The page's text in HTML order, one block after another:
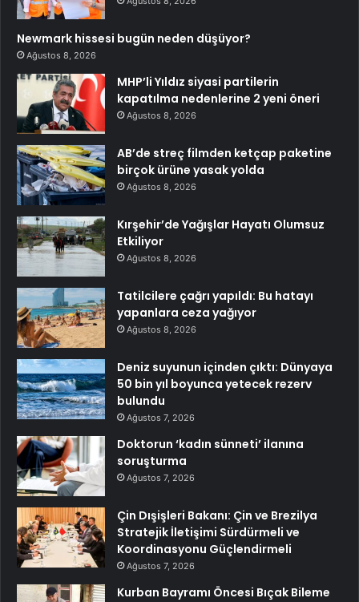
Newmark hissesi bugün neden düşüyor?
Ağustos 8, 2026
MHP’li Yıldız siyasi partilerin
kapatılma nedenlerine 2 yeni öneri
Ağustos 8, 2026
AB’de streç filmden ketçap paketine
birçok ürüne yasak yolda
Ağustos 8, 2026
Kırşehir’de Yağışlar Hayatı Olumsuz
Etkiliyor
Ağustos 8, 2026
Tatilcilere çağrı yapıldı: Bu hatayı
yapanlara ceza yağıyor
Ağustos 8, 2026
Deniz suyunun içinden çıktı: Dünyaya
50 bin yıl boyunca yetecek rezerv
bulundu
Ağustos 7, 2026
Doktorun ‘kadın sünneti’ ilanına
soruşturma
Ağustos 7, 2026
Çin Dışişleri Bakanı: Çin ve Brezilya
Stratejik İletişimi Sürdürmeli ve
Koordinasyonu Güçlendirmeli
Ağustos 7, 2026
Kurban Bayramı Öncesi Bıçak Bileme